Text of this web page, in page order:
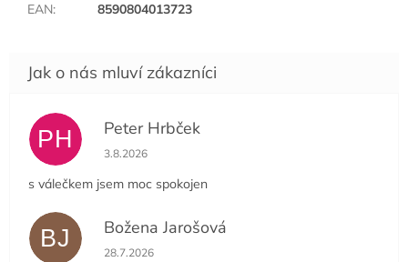
EAN: 8590804013723
PH Peter Hrbček
Hodnocení obchodu je 5 z 5 hvězdiček.
3.8.2026
s válečkem jsem moc spokojen
BJ Božena Jarošová
Hodnocení obchodu je 5 z 5 hvězdiček.
28.7.2026